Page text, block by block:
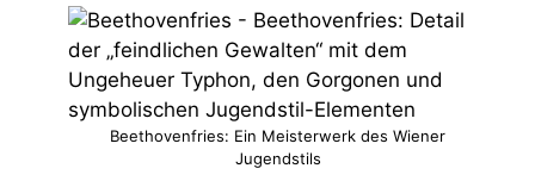
Beethovenfries: Ein Meisterwerk des Wiener
Jugendstils